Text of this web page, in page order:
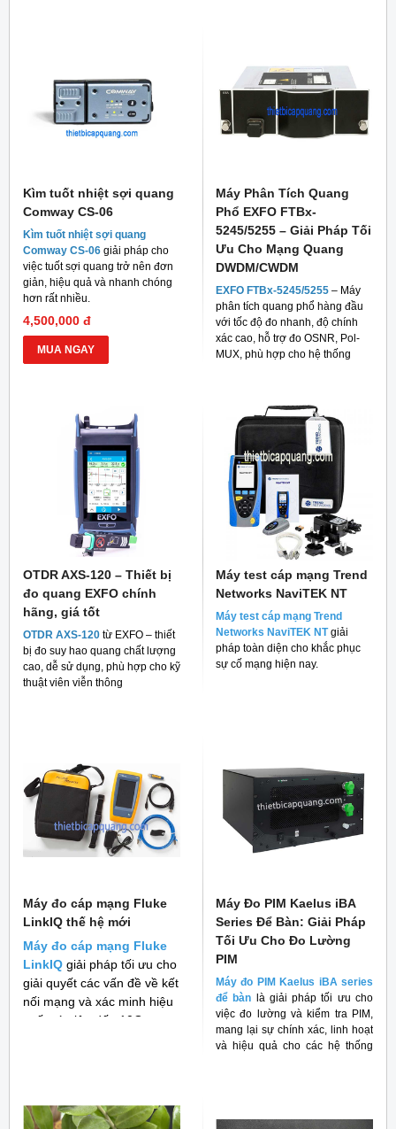
Kìm tuốt nhiệt sợi quang
Comway CS-06
Kìm tuốt nhiệt sợi quang
Comway CS-06 giải pháp cho
việc tuốt sợi quang trở nên đơn
giản, hiệu quả và nhanh chóng
hơn rất nhiều.
4,500,000 đ
MUA NGAY
Máy Phân Tích Quang
Phổ EXFO FTBx-
5245/5255 – Giải Pháp Tối
Ưu Cho Mạng Quang
DWDM/CWDM
EXFO FTBx-5245/5255 – Máy
phân tích quang phổ hàng đầu
với tốc độ đo nhanh, độ chính
xác cao, hỗ trợ đo OSNR, Pol-
MUX, phù hợp cho hệ thống
OTDR AXS-120 – Thiết bị
đo quang EXFO chính
hãng, giá tốt
OTDR AXS-120 từ EXFO – thiết
bị đo suy hao quang chất lượng
cao, dễ sử dụng, phù hợp cho kỹ
thuật viên viễn thông
Máy test cáp mạng Trend
Networks NaviTEK NT
Máy test cáp mạng Trend
Networks NaviTEK NT giải
pháp toàn diện cho khắc phục
sự cố mạng hiện nay.
Máy đo cáp mạng Fluke
LinkIQ thế hệ mới
Máy đo cáp mạng Fluke
LinkIQ giải pháp tối ưu cho
giải quyết các vấn đề về kết
nối mạng và xác minh hiệu
suất cáp lên đến 10G
Máy Đo PIM Kaelus iBA
Series Để Bàn: Giải Pháp
Tối Ưu Cho Đo Lường
PIM
Máy đo PIM Kaelus iBA series
để bàn là giải pháp tối ưu cho
việc đo lường và kiểm tra PIM,
mang lại sự chính xác, linh hoạt
và hiệu quả cho các hệ thống